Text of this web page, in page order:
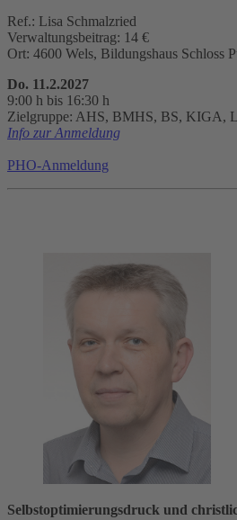
Ref.: Lisa Schmalzried
Verwaltungsbeitrag: 14 €
Ort: 4600 Wels, Bildungshaus Schloss
Do. 11.2.2027
9:00 h bis 16:30 h
Zielgruppe: AHS, BMHS, BS, KIGA,
Info zur Anmeldung
PHO-Anmeldung
Selbstoptimierungsdruck und